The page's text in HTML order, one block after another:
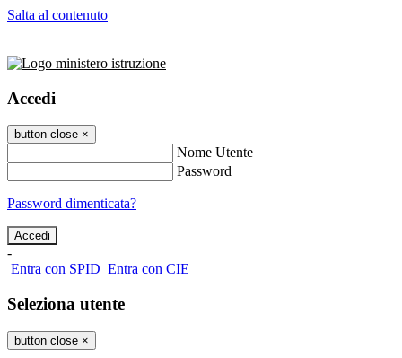
Salta al contenuto
Accedi
button close ×
Nome Utente
Password
Password dimenticata?
-
Entra con SPID Entra con CIE
Seleziona utente
button close ×